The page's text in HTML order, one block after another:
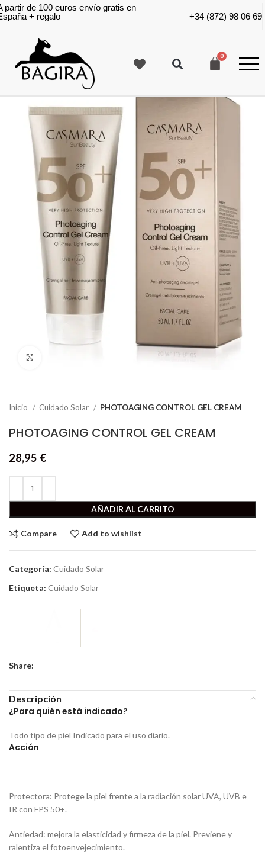
partir de 100 euros envío gratis en
+ regalo
+34 (872) 98 06 69
Inicio Cuidado Solar PHOTOAGING CONTROL GEL CREAM
PHOTOAGING CONTROL GEL CREAM
28,95 €
AÑADIR AL CARRITO
Compare Add to wishlist
Categoría: Cuidado Solar
Etiqueta: Cuidado Solar
Share:
Descripción
¿Para quién está indicado?
Todo tipo de piel Indicado para el uso diario.
Acción
Protectora: Protege la piel frente a la radiación solar UVA, UVB e
IR con FPS 50+.
Antiedad: mejora la elasticidad y firmeza de la piel. Previene y
ralentiza el fotoenvejecimiento.